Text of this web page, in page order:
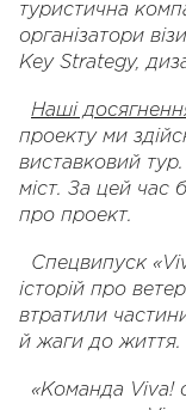
туристична
організатори
Key Strategy,
Наші
проекту ми
виставковий тур.
міст. За цей час
про проект.
Спецвипуск «
історій про
втратили
й жаги до життя.
«Команда Viva!